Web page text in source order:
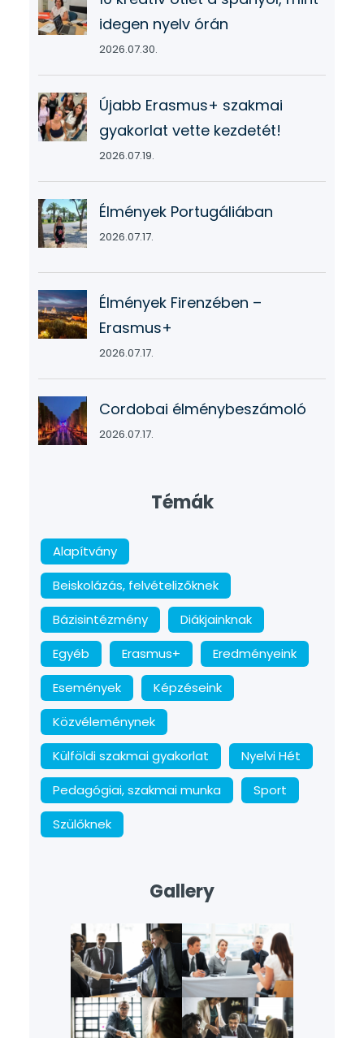
idegen nyelv órán
2026.07.30.
Újabb Erasmus+ szakmai
gyakorlat vette kezdetét!
2026.07.19.
Élmények Portugáliában
2026.07.17.
Élmények Firenzében –
Erasmus+
2026.07.17.
Cordobai élménybeszámoló
2026.07.17.
Témák
Alapítvány
Beiskolázás, felvételizőknek
Bázisintézmény
Diákjainknak
Egyéb
Erasmus+
Eredményeink
Események
Képzéseink
Közvéleménynek
Külföldi szakmai gyakorlat
Nyelvi Hét
Pedagógiai, szakmai munka
Sport
Szülőknek
Gallery